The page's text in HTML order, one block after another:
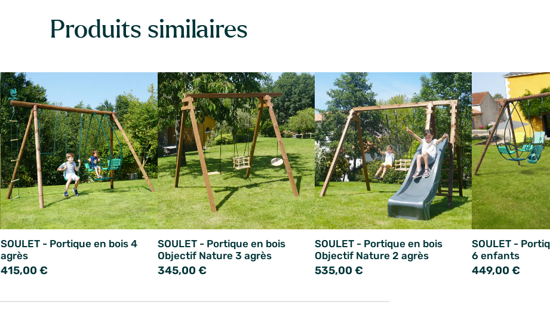
Produits similaires
SOULET - Portique en bois 4
agrès
415,00 €
SOULET - Portique en bois
Objectif Nature 3 agrès
345,00 €
SOULET - Portique en bois
Objectif Nature 2 agrès
535,00 €
SOULET -
6 enfants
449,00 €